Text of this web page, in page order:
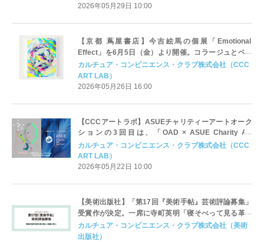
2026年05月29日 10:00
【京都 蔦屋書店】今吉絵馬の個展「Emotional
Effect」を6月5日（金）より開催。コラージュとペイ
ントによる多層的な色彩表現。
カルチュア・コンビニエンス・クラブ株式会社（CCC
ART LAB）
2026年05月26日 16:00
【CCCアートラボ】ASUEチャリティーアートオーク
ションの3回目は、「OAD × ASUE Charity Art
Auction」として6月9日（火）～6月11日（木）に大阪
で初開催。
カルチュア・コンビニエンス・クラブ株式会社（CCC
ART LAB）
2026年05月22日 10:00
【美術出版社】「第17回『美術手帖』芸術評論募集」
受賞作が決定。一席に寺町英明「寝そべって見る革命
──動画、気散じ、統覚の変容をめぐる美学的考察」が
選出
カルチュア・コンビニエンス・クラブ株式会社（美術
出版社）